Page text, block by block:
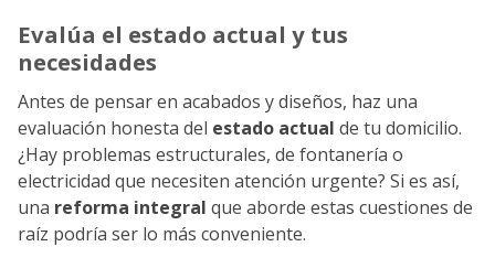
Evalúa el estado actual y tus
necesidades
Antes de pensar en acabados y diseños, haz una
evaluación honesta del estado actual de tu domicilio.
¿Hay problemas estructurales, de fontanería o
electricidad que necesiten atención urgente? Si es así,
una reforma integral que aborde estas cuestiones de
raíz podría ser lo más conveniente.